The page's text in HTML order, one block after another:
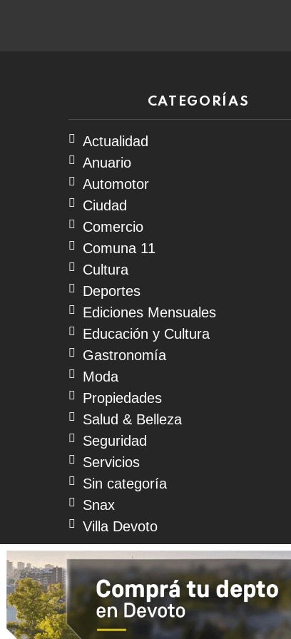
CATEGORÍAS
Actualidad
Anuario
Automotor
Ciudad
Comercio
Comuna 11
Cultura
Deportes
Ediciones Mensuales
Educación y Cultura
Gastronomía
Moda
Propiedades
Salud & Belleza
Seguridad
Servicios
Sin categoría
Snax
Villa Devoto